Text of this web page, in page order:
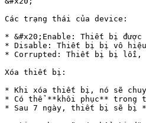
Các trạng thái của device:
* &#x20;Enable: Thiết bị
* Disable: Thiết bị bị vô hiệu
* Corrupted: Thiết bị bị lỗi,
Xóa thiết bị:
* Khi xóa thiết bị, nó sẽ
* Có thể **khôi phục** trong
* Sau 7 ngày, thiết bị sẽ bị